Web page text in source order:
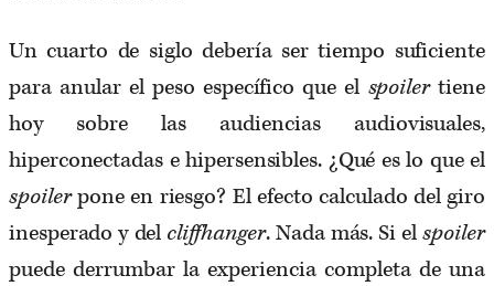
Un cuarto de siglo debería ser tiempo suficiente
para anular el peso específico que el spoilertiene
hoy sobre las audiencias audiovisuales,
hiperconectadas e hipersensibles. ¿Qué es lo que el
spoilerpone en riesgo? El efecto calculado del giro
inesperado y del cliffhanger. Nada más. Si elspoiler
puede derrumbar la experiencia completa de una